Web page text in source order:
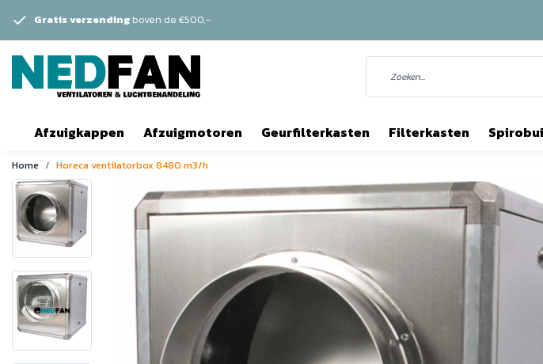
Gratis verzending boven de €500,-
Afzuigkappen Afzuigmotoren Geurfilterkasten Filterkasten
Home Horeca ventilatorbox 8480 m3/h